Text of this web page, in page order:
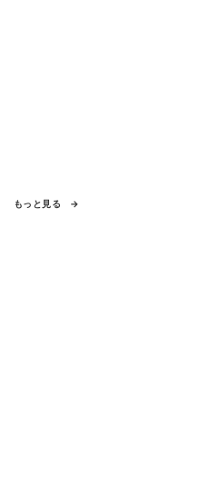
もっと見る